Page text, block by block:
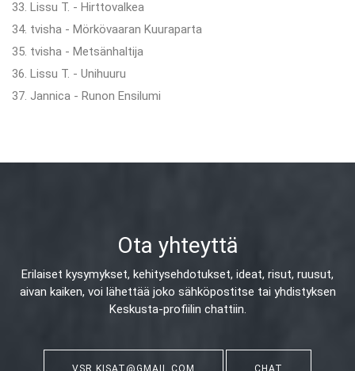
33. Lissu T. - Hirttovalkea
34. tvisha - Mörkövaaran Kuuraparta
35. tvisha - Metsänhaltija
36. Lissu T. - Unihuuru
37. Jannica - Runon Ensilumi
Ota yhteyttä
Erilaiset kysymykset, kehitysehdotukset, ideat, risut, ruusut,
aivan kaiken, voi lähettää joko sähköpostitse tai yhdistyksen
Keskusta-profiilin chattiin.
VSR.KISAT@GMAIL.COM CHAT